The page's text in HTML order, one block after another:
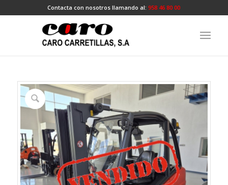
Contacta con nosotros llamando al:958 46 80 00